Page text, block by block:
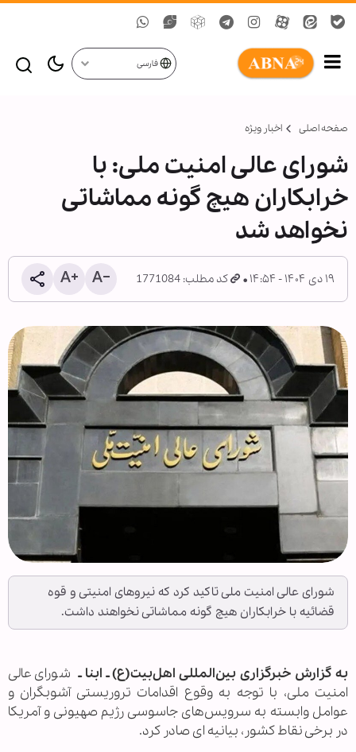
فارسی
صفحه اصلی اخبار ویژه
شورای عالی امنیت ملی: با
خرابکاران هیچ گونه مماشاتی
نخواهد شد
۱۹ دی ۱۴۰۴ - ۱۴:۵۴ کد مطلب: 1771084
شورای عالی امنیت ملی تاکید کرد که نیروهای امنیتی و قوه
قضائیه با خرابکاران هیچ گونه مماشاتی نخواهند داشت.
به گزارش خبرگزاری بین‌المللی اهل‌بیت(ع) ـ ابنا ـ شورای عالی
امنیت ملی، با توجه به وقوع اقدامات تروریستی آشوبگران و
عوامل وابسته به سرویس‌های جاسوسی رژیم صهیونی و آمریکا
در برخی نقاط کشور، بیانیه ای صادر کرد.